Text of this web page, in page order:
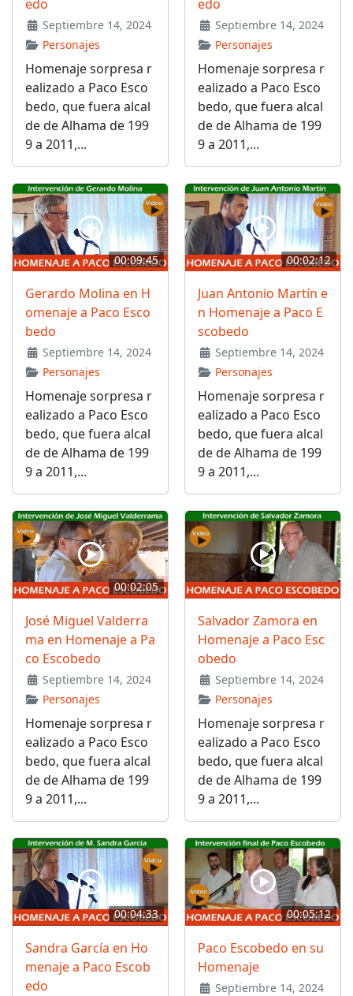
edo
Septiembre 14, 2024
Personajes
Homenaje sorpresa r
ealizado a Paco Esco
bedo, que fuera alcal
de de Alhama de 199
9 a 2011,...
edo
Septiembre 14, 2024
Personajes
Homenaje sorpresa r
ealizado a Paco Esco
bedo, que fuera alcal
de de Alhama de 199
9 a 2011,...
00:09:45
Gerardo Molina en H
omenaje a Paco Esco
bedo
Septiembre 14, 2024
Personajes
Homenaje sorpresa r
ealizado a Paco Esco
bedo, que fuera alcal
de de Alhama de 199
9 a 2011,...
00:02:12
Juan Antonio Martín e
n Homenaje a Paco E
scobedo
Septiembre 14, 2024
Personajes
Homenaje sorpresa r
ealizado a Paco Esco
bedo, que fuera alcal
de de Alhama de 199
9 a 2011,...
00:02:05
José Miguel Valderra
ma en Homenaje a Pa
co Escobedo
Septiembre 14, 2024
Personajes
Homenaje sorpresa r
ealizado a Paco Esco
bedo, que fuera alcal
de de Alhama de 199
9 a 2011,...
Salvador Zamora en
Homenaje a Paco Esc
obedo
Septiembre 14, 2024
Personajes
Homenaje sorpresa r
ealizado a Paco Esco
bedo, que fuera alcal
de de Alhama de 199
9 a 2011,...
00:04:33
Sandra García en Ho
menaje a Paco Escob
edo
00:05:12
Paco Escobedo en su
Homenaje
Septiembre 14, 2024